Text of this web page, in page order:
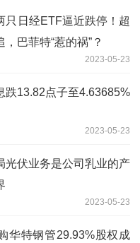
只日经ETF逼近跌停！超
巴菲特“惹的祸”？
2023-05-23
跌13.82点子至4.63685%
2023-05-23
光伏业务是公司乳业的产
2023-05-23
华特钢管29.93%股权成